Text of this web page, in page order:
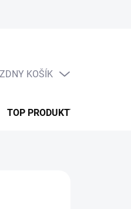
NÁKUPNÝ
KOŠÍK
TOP PRODUKTY